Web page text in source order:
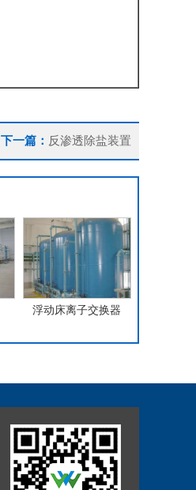
下一篇： 反渗透除盐装置
浮动床离子交换器